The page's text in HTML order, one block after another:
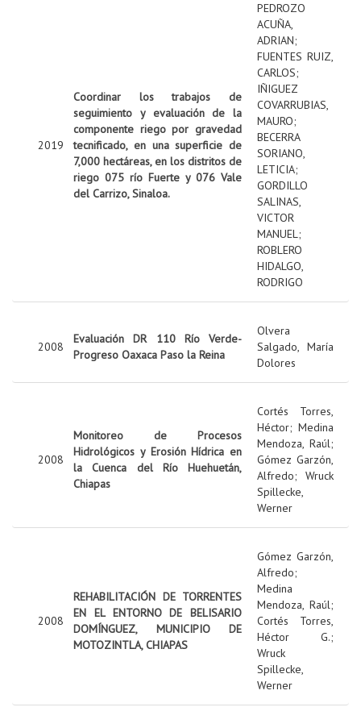
2019
Coordinar los trabajos de
seguimiento y evaluación de la
componente riego por gravedad
tecnificado, en una superficie de
7,000 hectáreas, en los distritos de
riego 075 río Fuerte y 076 Vale
del Carrizo, Sinaloa.
PEDROZO
ACUÑA,
ADRIAN;
FUENTES RUIZ,
CARLOS;
IÑIGUEZ
COVARRUBIAS,
MAURO;
BECERRA
SORIANO,
LETICIA;
GORDILLO
SALINAS,
VICTOR
MANUEL;
ROBLERO
HIDALGO,
RODRIGO
2008
Evaluación DR 110 Río Verde-
Progreso Oaxaca Paso la Reina
Olvera
Salgado, María
Dolores
2008
Monitoreo de Procesos
Hidrológicos y Erosión Hídrica en
la Cuenca del Río Huehuetán,
Chiapas
Cortés Torres,
Héctor; Medina
Mendoza, Raúl;
Gómez Garzón,
Alfredo; Wruck
Spillecke,
Werner
2008
REHABILITACIÓN DE TORRENTES
EN EL ENTORNO DE BELISARIO
DOMÍNGUEZ, MUNICIPIO DE
MOTOZINTLA, CHIAPAS
Gómez Garzón,
Alfredo;
Medina
Mendoza, Raúl;
Cortés Torres,
Héctor G.;
Wruck
Spillecke,
Werner